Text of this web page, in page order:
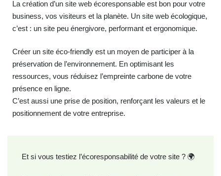
La création d’un site web écoresponsable est bon pour votre
business, vos visiteurs et la planète. Un site web écologique,
c’est : un site peu énergivore, performant et ergonomique.
Créer un site éco-friendly est un moyen de participer à la
préservation de l’environnement. En optimisant les
ressources, vous réduisez l’empreinte carbone de votre
présence en ligne.
C’est aussi une prise de position, renforçant les valeurs et le
positionnement de votre entreprise.
Et si vous testiez l’écoresponsabilité de votre site ? 🌍